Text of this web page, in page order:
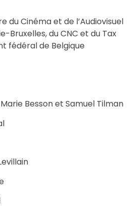
du Cinéma et de l’Audiovisuel
Bruxelles, du CNC et du Tax
fédéral de Belgique
Besson et Samuel Tilman